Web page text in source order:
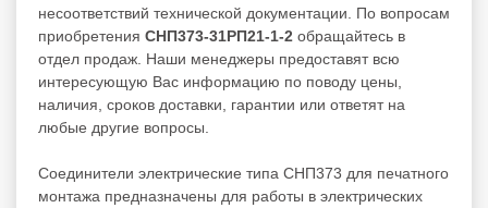
несоответствий технической документации. По вопросам
приобретения СНП373-31РП21-1-2 обращайтесь в
отдел продаж. Наши менеджеры предоставят всю
интересующую Вас информацию по поводу цены,
наличия, сроков доставки, гарантии или ответят на
любые другие вопросы.
Соединители электрические типа СНП373 для печатного
монтажа предназначены для работы в электрических